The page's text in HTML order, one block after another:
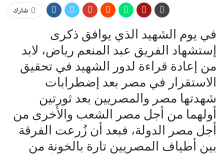
شارك
في يوم الشهيد الذي يوافق ذكرى
إستشهاد الفريق عبد المنعم رياض، لابد
من إعادة قراءة لدور الشهيد في تحقيق
الاستقرار في مصر بعد إضطرابات
شهدتها مصر والمصريين بعد ثورتين
أولهما من أجل مصر الشعب والأخرى من
أجل مصر الدولة، فبعد أن زُرعت الفرقة
بين أطياف المصريين تارة بالخونة من